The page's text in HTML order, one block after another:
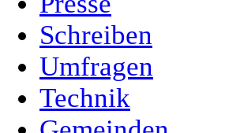
Schreiben
Umfragen
Technik